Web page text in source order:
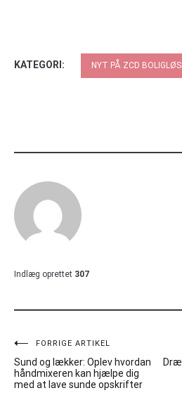
KATEGORI: NYT PÅ ZCD
Indlæg oprettet 307
Indlægsnavigation
FORRIGE ARTIKEL
Sund og lækker: Oplev hvordan
håndmixeren kan hjælpe dig
med at lave sunde opskrifter